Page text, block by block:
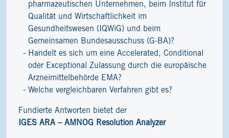
pharmazeutischen Unternehmen, beim Institut für
Qualität und Wirtschaftlichkeit im
Gesundheitswesen (IQWiG) und beim
Gemeinsamen Bundesausschuss (G-BA)?
Handelt es sich um eine Accelerated, Conditional
oder Exceptional Zulassung durch die europäische
Arzneimittelbehörde EMA?
Welche vergleichbaren Verfahren gibt es?
Fundierte Antworten bietet der
IGES ARA – AMNOG Resolution Analyzer